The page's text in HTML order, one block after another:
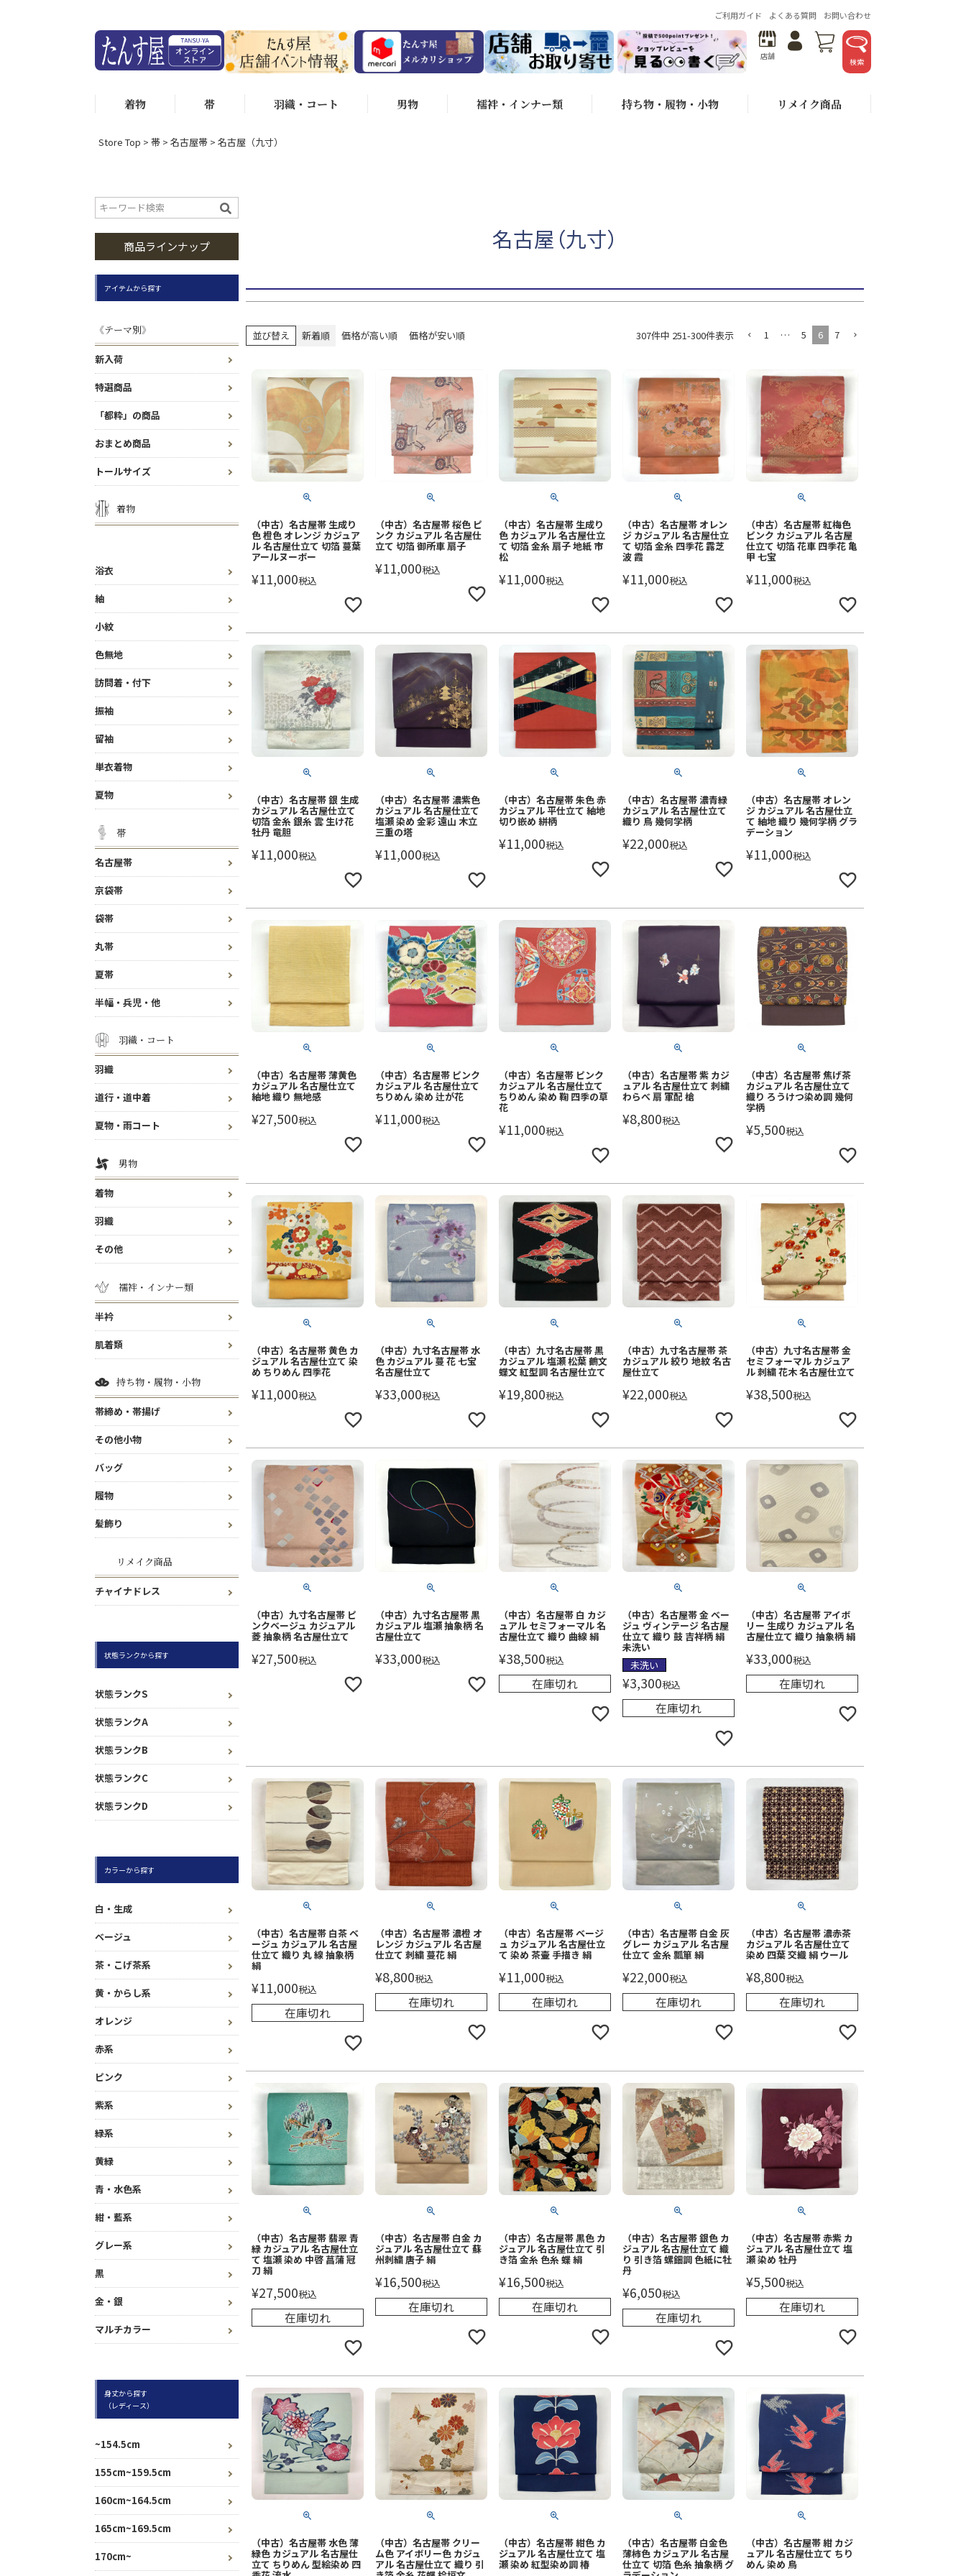
ご利用ガイド よくある質問 お問い合わせ
店舗
検索
着物 帯 羽織・コート 男物 襦袢・インナー類 持ち物・履物・小物 リメイク商品
Store Top 帯 名古屋帯 名古屋（九寸）
商品ラインナップ
アイテムから探す
《テーマ別》
新入荷
特選商品
「都粋」の商品
おまとめ商品
トールサイズ
着物
浴衣
紬
小紋
色無地
訪問着・付下
振袖
留袖
単衣着物
夏物
帯
名古屋帯
京袋帯
袋帯
丸帯
夏帯
半幅・兵児・他
羽織・コート
羽織
道行・道中着
夏物・雨コート
男物
着物
羽織
その他
襦袢・インナー類
半衿
肌着類
持ち物・履物・小物
帯締め・帯揚げ
その他小物
バッグ
履物
髪飾り
リメイク商品
チャイナドレス
状態ランクから探す
状態ランクS
状態ランクA
状態ランクB
状態ランクC
状態ランクD
カラーから探す
白・生成
ベージュ
茶・こげ茶系
黄・からし系
オレンジ
赤系
ピンク
紫系
緑系
黄緑
青・水色系
紺・藍系
グレー系
黒
金・銀
マルチカラー
身丈から探す
（レディース）
~154.5cm
155cm~159.5cm
160cm~164.5cm
165cm~169.5cm
170cm~
名古屋（九寸）
価格
～
状態ランク（選べるのは1つです）
状態ランクA
状態ランクB
商品番号/JANコード
並び順
新着順
価格が安い順 価格が高い順
検索
並び替え 新着順 価格が高い順 価格が安い順 307件中 251-300件表示 1 … 5 6 7
（中古）名古屋帯 生成り
色 橙色 オレンジ カジュア
ル 名古屋仕立て 切箔 蔓葉
アールヌーボー
¥11,000税込
（中古）名古屋帯 桜色 ピ
ンク カジュアル 名古屋仕
立て 切箔 御所車 扇子
¥11,000税込
（中古）名古屋帯 生成り
色 カジュアル 名古屋仕立
て 切箔 金糸 扇子 地紙 市
松
¥11,000税込
（中古）名古屋帯 オレン
ジ カジュアル 名古屋仕立
て 切箔 金糸 四季花 露芝
波 霞
¥11,000税込
（中古）名古屋帯 紅梅色
ピンク カジュアル 名古屋
仕立て 切箔 花車 四季花 亀
甲 七宝
¥11,000税込
（中古）名古屋帯 銀 生成
カジュアル 名古屋仕立て
切箔 金糸 銀糸 雲 生け花
牡丹 竜胆
¥11,000税込
（中古）名古屋帯 濃紫色
カジュアル 名古屋仕立て
塩瀬 染め 金彩 遠山 木立
三重の塔
¥11,000税込
（中古）名古屋帯 朱色 赤
カジュアル 平仕立て 紬地
切り嵌め 絣柄
¥11,000税込
（中古）名古屋帯 濃青緑
カジュアル 名古屋仕立て
織り 鳥 幾何学柄
¥22,000税込
（中古）名古屋帯 オレン
ジ カジュアル 名古屋仕立
て 紬地 織り 幾何学柄 グラ
デーション
¥11,000税込
（中古）名古屋帯 薄黄色
カジュアル 名古屋仕立て
紬地 織り 無地感
¥27,500税込
（中古）名古屋帯 ピンク
カジュアル 名古屋仕立て
ちりめん 染め 辻が花
¥11,000税込
（中古）名古屋帯 ピンク
カジュアル 名古屋仕立て
ちりめん 染め 鞠 四季の草
花
¥11,000税込
（中古）名古屋帯 紫 カジ
ュアル 名古屋仕立て 刺繍
わらべ 扇 軍配 槍
¥8,800税込
（中古）名古屋帯 焦げ茶
カジュアル 名古屋仕立て
織り ろうけつ染め調 幾何
学柄
¥5,500税込
（中古）名古屋帯 黄色 カ
ジュアル 名古屋仕立て 染
め ちりめん 四季花
¥11,000税込
（中古）九寸名古屋帯 水
色 カジュアル 蔓 花 七宝
名古屋仕立て
¥33,000税込
（中古）九寸名古屋帯 黒
カジュアル 塩瀬 松葉 鶴文
蝶文 紅型調 名古屋仕立て
¥19,800税込
（中古）九寸名古屋帯 茶
カジュアル 絞り 地紋 名古
屋仕立て
¥22,000税込
（中古）九寸名古屋帯 金
セミフォーマル カジュア
ル 刺繍 花木 名古屋仕立て
¥38,500税込
（中古）九寸名古屋帯 ピ
ンクベージュ カジュアル
菱 抽象柄 名古屋仕立て
¥27,500税込
（中古）九寸名古屋帯 黒
カジュアル 塩瀬 抽象柄 名
古屋仕立て
¥33,000税込
（中古）名古屋帯 白 カジ
ュアル セミフォーマル 名
古屋仕立て 織り 曲線 絹
¥38,500税込
在庫切れ
（中古）名古屋帯 金 ベー
ジュ ヴィンテージ 名古屋
仕立て 織り 鼓 吉祥柄 絹
未洗い
未洗い
¥3,300税込
在庫切れ
（中古）名古屋帯 アイボ
リー 生成り カジュアル 名
古屋仕立て 織り 抽象柄 絹
¥33,000税込
在庫切れ
（中古）名古屋帯 白茶 ベ
ージュ カジュアル 名古屋
仕立て 織り 丸 線 抽象柄
絹
¥11,000税込
在庫切れ
（中古）名古屋帯 濃橙 オ
レンジ カジュアル 名古屋
仕立て 刺繍 蔓花 絹
¥8,800税込
在庫切れ
（中古）名古屋帯 ベージ
ュ カジュアル 名古屋仕立
て 染め 茶壷 手描き 絹
¥11,000税込
在庫切れ
（中古）名古屋帯 白金 灰
グレー カジュアル 名古屋
仕立て 金糸 瓢箪 絹
¥22,000税込
在庫切れ
（中古）名古屋帯 濃赤茶
カジュアル 名古屋仕立て
染め 四葉 交織 絹 ウール
¥8,800税込
在庫切れ
（中古）名古屋帯 翡翠 青
緑 カジュアル 名古屋仕立
て 塩瀬 染め 中啓 菖蒲 冠
刀 絹
¥27,500税込
在庫切れ
（中古）名古屋帯 白金 カ
ジュアル 名古屋仕立て 蘇
州刺繍 唐子 絹
¥16,500税込
在庫切れ
（中古）名古屋帯 黒色 カ
ジュアル 名古屋仕立て 引
き箔 金糸 色糸 蝶 絹
¥16,500税込
在庫切れ
（中古）名古屋帯 銀色 カ
ジュアル 名古屋仕立て 織
り 引き箔 螺鈿調 色紙に牡
丹
¥6,050税込
在庫切れ
（中古）名古屋帯 赤紫 カ
ジュアル 名古屋仕立て 塩
瀬 染め 牡丹
¥5,500税込
在庫切れ
（中古）名古屋帯 水色 薄
緑色 カジュアル 名古屋仕
立て ちりめん 型絵染め 四
（中古）名古屋帯 クリー
ム色 アイボリー色 カジュ
アル 名古屋仕立て 織り 引
（中古）名古屋帯 紺色 カ
ジュアル 名古屋仕立て 塩
瀬 染め 紅型染め調 椿
（中古）名古屋帯 白金色
薄柿色 カジュアル 名古屋
仕立て 切箔 色糸 抽象柄 グ
（中古）名古屋帯 紺 カジ
ュアル 名古屋仕立て ちり
めん 染め 鳥